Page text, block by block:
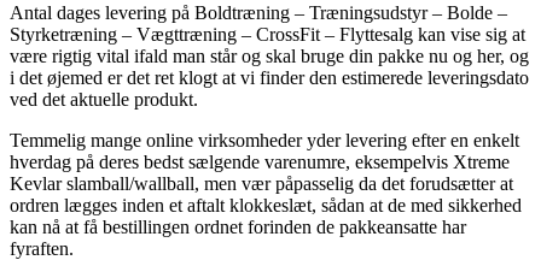
Antal dages levering på Boldtræning – Træningsudstyr – Bolde –
Styrketræning – Vægttræning – CrossFit – Flyttesalg kan vise sig at
være rigtig vital ifald man står og skal bruge din pakke nu og her, og
i det øjemed er det ret klogt at vi finder den estimerede leveringsdato
ved det aktuelle produkt.
Temmelig mange online virksomheder yder levering efter en enkelt
hverdag på deres bedst sælgende varenumre, eksempelvis Xtreme
Kevlar slamball/wallball, men vær påpasselig da det forudsætter at
ordren lægges inden et aftalt klokkeslæt, sådan at de med sikkerhed
kan nå at få bestillingen ordnet forinden de pakkeansatte har
fyraften.